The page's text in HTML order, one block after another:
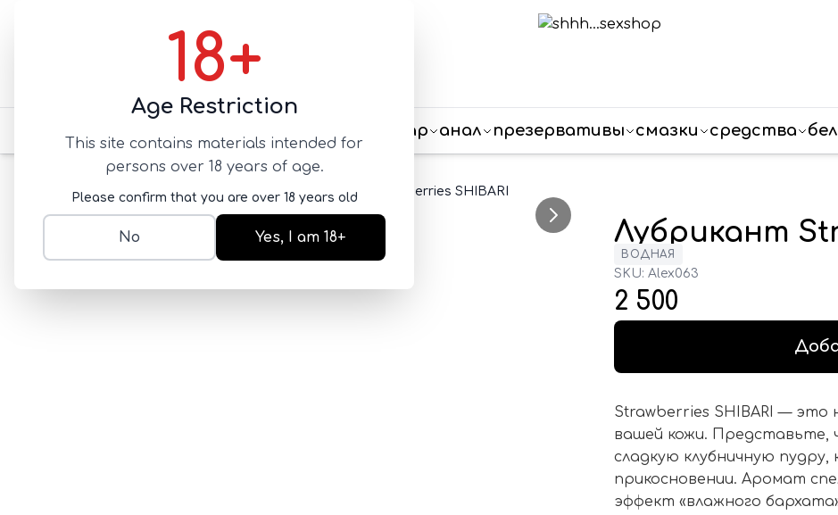
18+
Age Restriction
This site contains materials intended for
persons over 18 years of age.
Please confirm that you are over 18 years old
No Yes, I am 18+
для пар анал презервативы смазки средства
Главная СМАЗКИ водная Лубрикант Strawberries SHIBARI
Лубрикант
ВОДНАЯ
SKU: Alex063
2 500
Strawberries SHIBARI — это
вашей кожи. Представьте,
сладкую клубничную
прикосновении. Аромат
эффект «влажного